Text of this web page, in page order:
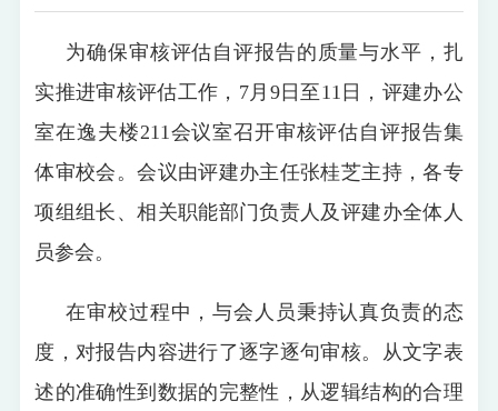
为确保审核评估自评报告的质量与水平，扎
实推进审核评估工作，7月9日至11日，评建办公
室在逸夫楼211会议室召开审核评估自评报告集
体审校会。会议由评建办主任张桂芝主持，各专
项组组长、相关职能部门负责人及评建办全体人
员参会。
在审校过程中，与会人员秉持认真负责的态
度，对报告内容进行了逐字逐句审核。从文字表
述的准确性到数据的完整性，从逻辑结构的合理